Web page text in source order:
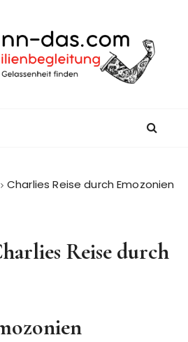
Charlies Reise durch Emozonien
Reise durch